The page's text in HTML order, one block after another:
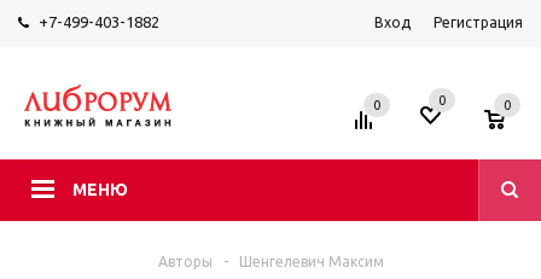
+7-499-403-1882 Вход Регистрация
МЕНЮ
0 0 0
Авторы - Шенгелевич Максим